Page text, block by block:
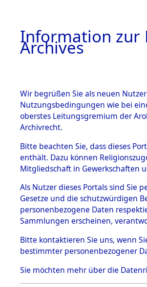
BESTÄNDE
1.
mente
5. Verschiedenes
5.3
Todesmärsche
5.3.1 Alliierte
Erhebungen
zu
Todesmärsch
en
5.3.2
Information zur
Archives
Wir begrüßen Sie als neuen
Nutzungsbedingungen wie bei
oberstes Leitungsgremium der
Archivrecht.
Bitte beachten Sie, dass dieses
enthält. Dazu können
Mitgliedschaft in Gewerkschaften
Als Nutzer dieses Portals sind Sie
Gesetze und die schutzwürdigen
personenbezogene Daten
Sammlungen erscheinen,
Bitte kontaktieren Sie uns, wenn
bestimmter personenbezogener
Sie möchten mehr über die